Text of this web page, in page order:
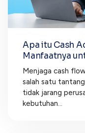
Apa itu Cash
Manfaatnya
Menjaga cash
salah satu
tidak jarang
kebutuhan...